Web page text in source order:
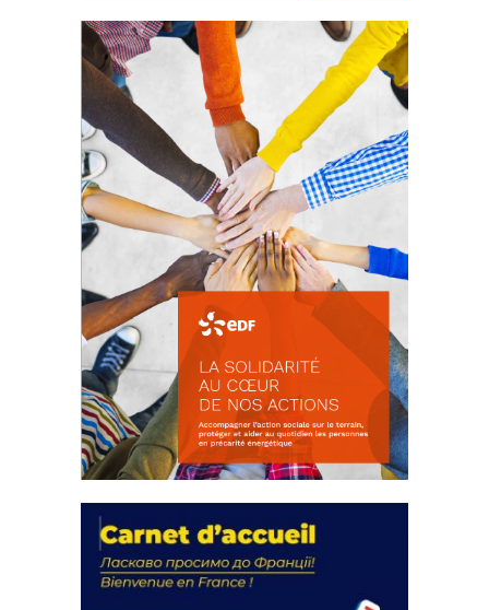
La prévention des conflits
d’intérêts
18 septembre 2023
FEUILLETER
actions
18 septembre 2023
FEUILLETER